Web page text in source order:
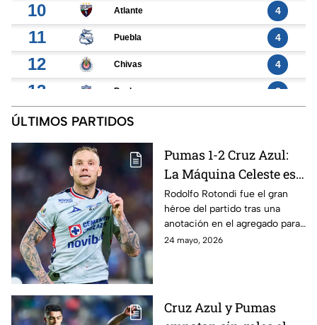
10 Atlante 4
11 Puebla 4
12 Chivas 4
13 Pachuca 3
14 León
15 Atl. de San Luis
16 1
17 Santos Laguna 0
18 FC Juárez 0
ÚLTIMOS PARTIDOS
Pumas 1-2 Cruz Azul:
La Máquina Celeste es
CAMPEÓN del Torneo
Clausura 2026;
resumen, goles,
mejores momentos y
Nissan
Rodolfo Rotondi fue el gran
héroe del partido tras una
anotación en el agregado para
darle la décima estrella a la
24 mayo, 2026
Cruz Azul y Pumas